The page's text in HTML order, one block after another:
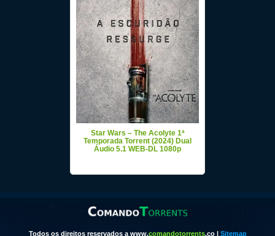
Star Wars – The Acolyte 1ª
Temporada Torrent (2024) Dual
Áudio 5.1 WEB-DL 1080p
Todos os direitos reservados a www.comandotorrents.co | Sitemap